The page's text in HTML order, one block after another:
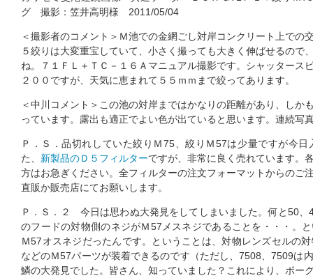
グ 撮影：笠井高明様 2011/05/04
＜撮影者のコメント＞Ｍ池での金網ごし対岸コンクリート上での
５絞りは大変重宝していて、小さく撮っても大きく伸ばせるので
ね。７１ＦＬ＋ＴＣ－１６Ａマニュアル撮影です。シャッタース
２００ですが、天気に恵まれて５５ｍｍまで絞ってあります。
＜中川コメント＞この池の対岸まではかなりの距離があり、しか
っています。露出も適正でよい色が出ていると思います。連続写
Ｐ．Ｓ．品切れしていた絞りＭ75、絞りＭ57は少量ですが今
た、 新製品のＤ５フィルターですが、非常に良く売れています。
方はお急ぎください。全フィルターの注文フォーマットからのご
直販か販売店にてお願いします。
Ｐ．Ｓ．２ 今日は思わぬ大発見をしてしまいました。何と50、
のフードの対物側のネジがＭ57メスネジであることを・・・。
Ｍ57オスネジだったんです。ということは、対物レンズセルの
などのＭ57パーツが装着できるのです（ただし、7508、7509は
鱗の大発見でした。皆さん、知っていました？これにより、ボー